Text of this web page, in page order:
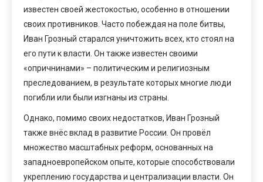
известен своей жестокостью, особенно в отношении
своих противников. Часто побеждая на поле битвы,
Иван Грозный старался уничтожить всех, кто стоял на
его пути к власти. Он также известен своими
«опричнинами» – политическим и религиозным
преследованием, в результате которых многие люди
погибли или были изгнаны из страны.
Однако, помимо своих недостатков, Иван Грозный
также внёс вклад в развитие России. Он провёл
множество масштабных реформ, основанных на
западноевропейском опыте, которые способствовали
укреплению государства и централизации власти. Он